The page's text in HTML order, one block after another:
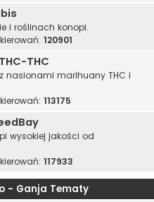
i roślinach konopi.
120901
THC
nasionami marihuany THC i
113175
wysokiej jakości od
117933
- Ganja Tematy